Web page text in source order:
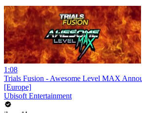
1:08
Trials Fusion - Awesome Level MAX
[Europe]
Ubisoft Entertainment